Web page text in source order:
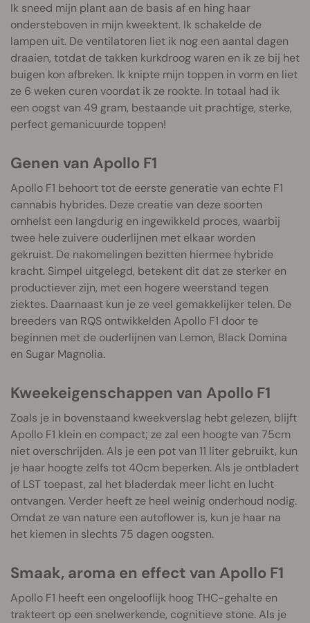
Ik sneed mijn plant aan de basis af en hing haar
ondersteboven in mijn kweektent. Ik schakelde de
lampen uit. De ventilatoren liet ik nog een aantal dagen
draaien, totdat de takken kurkdroog waren en ik ze bij het
buigen kon afbreken. Ik knipte mijn toppen in vorm en liet
ze 6 weken curen voordat ik ze rookte. In totaal had ik
een oogst van 49 gram, bestaande uit prachtige, sterke,
perfect gemanicuurde toppen!
Genen van Apollo F1
Apollo F1 behoort tot de eerste generatie van echte F1
cannabis hybrides. Deze creatie van deze soorten
omhelst een langdurig en ingewikkeld proces, waarbij
twee hele zuivere ouderlijnen met elkaar worden
gekruist. De nakomelingen bezitten hiermee hybride
kracht. Simpel uitgelegd, betekent dit dat ze sterker en
productiever zijn, met een hogere weerstand tegen
ziektes. Daarnaast kun je ze veel gemakkelijker telen. De
breeders van RQS ontwikkelden Apollo F1 door te
beginnen met de ouderlijnen van Lemon, Black Domina
en Sugar Magnolia.
Kweekeigenschappen van Apollo F1
Zoals je in bovenstaand kweekverslag hebt gelezen, blijft
Apollo F1 klein en compact; ze zal een hoogte van 75cm
niet overschrijden. Als je een pot van 11 liter gebruikt, kun
je haar hoogte zelfs tot 40cm beperken. Als je ontbladert
of LST toepast, zal het bladerdak meer licht en lucht
ontvangen. Verder heeft ze heel weinig onderhoud nodig.
Omdat ze van nature een autoflower is, kun je haar na
het kiemen in slechts 75 dagen oogsten.
Smaak, aroma en effect van Apollo F1
Apollo F1 heeft een ongelooflijk hoog THC-gehalte en
trakteert op een snelwerkende, cognitieve stone. Als je